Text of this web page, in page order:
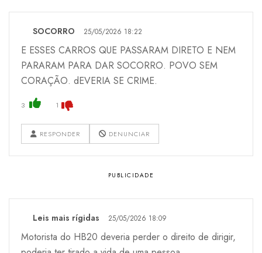
SOCORRO 25/05/2026 18:22
E ESSES CARROS QUE PASSARAM DIRETO E NEM
PARARAM PARA DAR SOCORRO. POVO SEM
CORAÇÃO. dEVERIA SE CRIME.
3 1
RESPONDER DENUNCIAR
Leis mais rígidas 25/05/2026 18:09
Motorista do HB20 deveria perder o direito de dirigir,